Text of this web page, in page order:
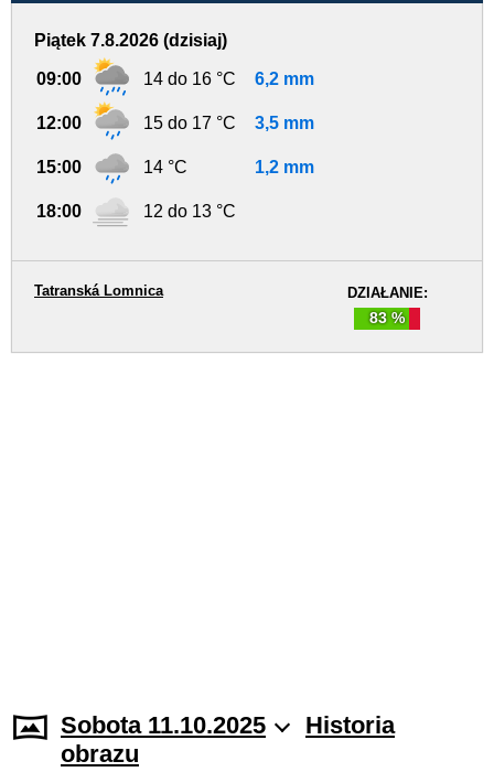
Piątek 7.8.2026 (dzisiaj)
09:00 14 do 16 °C 6,2 mm
12:00 15 do 17 °C 3,5 mm
15:00 14 °C 1,2 mm
18:00 12 do 13 °C
DZIAŁANIE:
83 %
Tatranská Lomnica
Sobota 11.10.2025
Historia
obrazu